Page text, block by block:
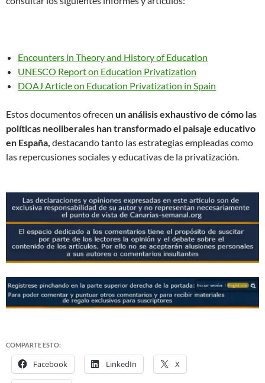
Encounters in Theory and History of Education
UNESCO Report on Education Privatization
DOAJ Article on Education Privatization in Spain
Estos documentos ofrecen un análisis exhaustivo de cómo las
políticas neoliberales han transformado el paisaje educativo
en España, destacando tanto las estrategias empleadas como
las repercusiones sociales y educativas de la privatización.
COMPARTE ESTO:
Facebook LinkedIn X